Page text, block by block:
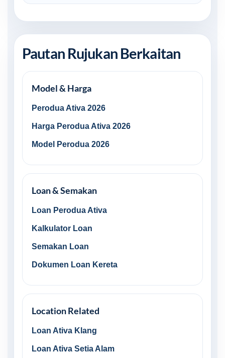
Pautan Rujukan Berkaitan
Model & Harga
Perodua Ativa 2026
Harga Perodua Ativa 2026
Model Perodua 2026
Loan & Semakan
Loan Perodua Ativa
Kalkulator Loan
Semakan Loan
Dokumen Loan Kereta
Location Related
Loan Ativa Klang
Loan Ativa Setia Alam